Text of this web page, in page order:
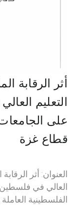
أثر الرقابة
التعليم
على
قطاع غزة
العنوان: أثر
العالي في
الفلسطينية